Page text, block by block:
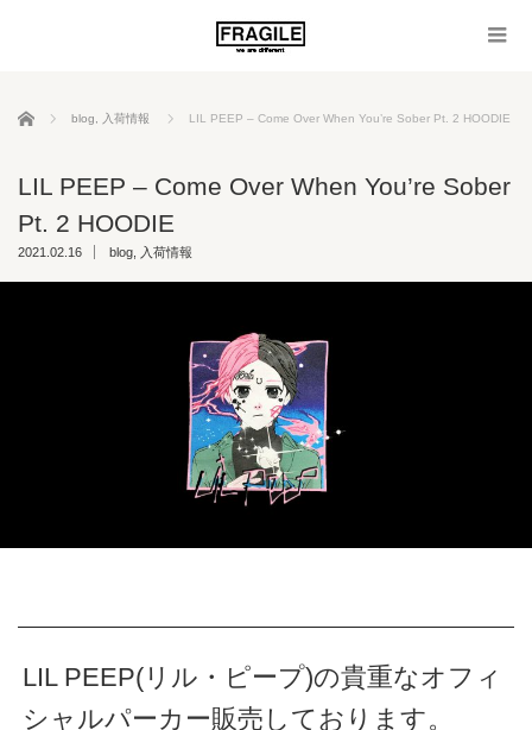
ホーム blog 入荷情報 LIL PEEP – Come Over When You’re Sober Pt. 2 HOODIE
LIL PEEP – Come Over When You’re Sober
Pt. 2 HOODIE
2021.02.16 blog 入荷情報
LIL PEEP(リル・ピープ)の貴重なオフィ
シャルパーカー販売しております。